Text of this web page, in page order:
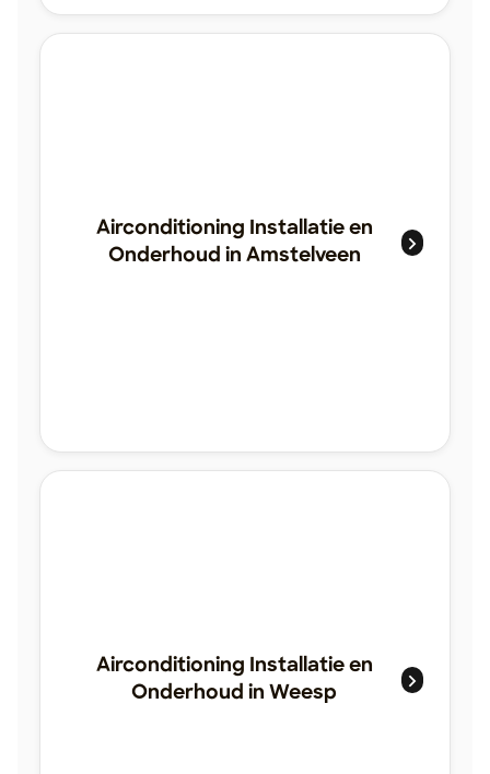
Airconditioning Installatie en
Onderhoud in Amstelveen
Airconditioning Installatie en
Onderhoud in Weesp